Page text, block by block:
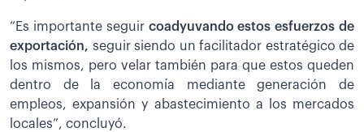
“Es importante seguir coadyuvando estos esfuerzos de
exportación, seguir siendo un facilitador estratégico de
los mismos, pero velar también para que estos queden
dentro de la economía mediante generación de
empleos, expansión y abastecimiento a los mercados
locales”, concluyó.